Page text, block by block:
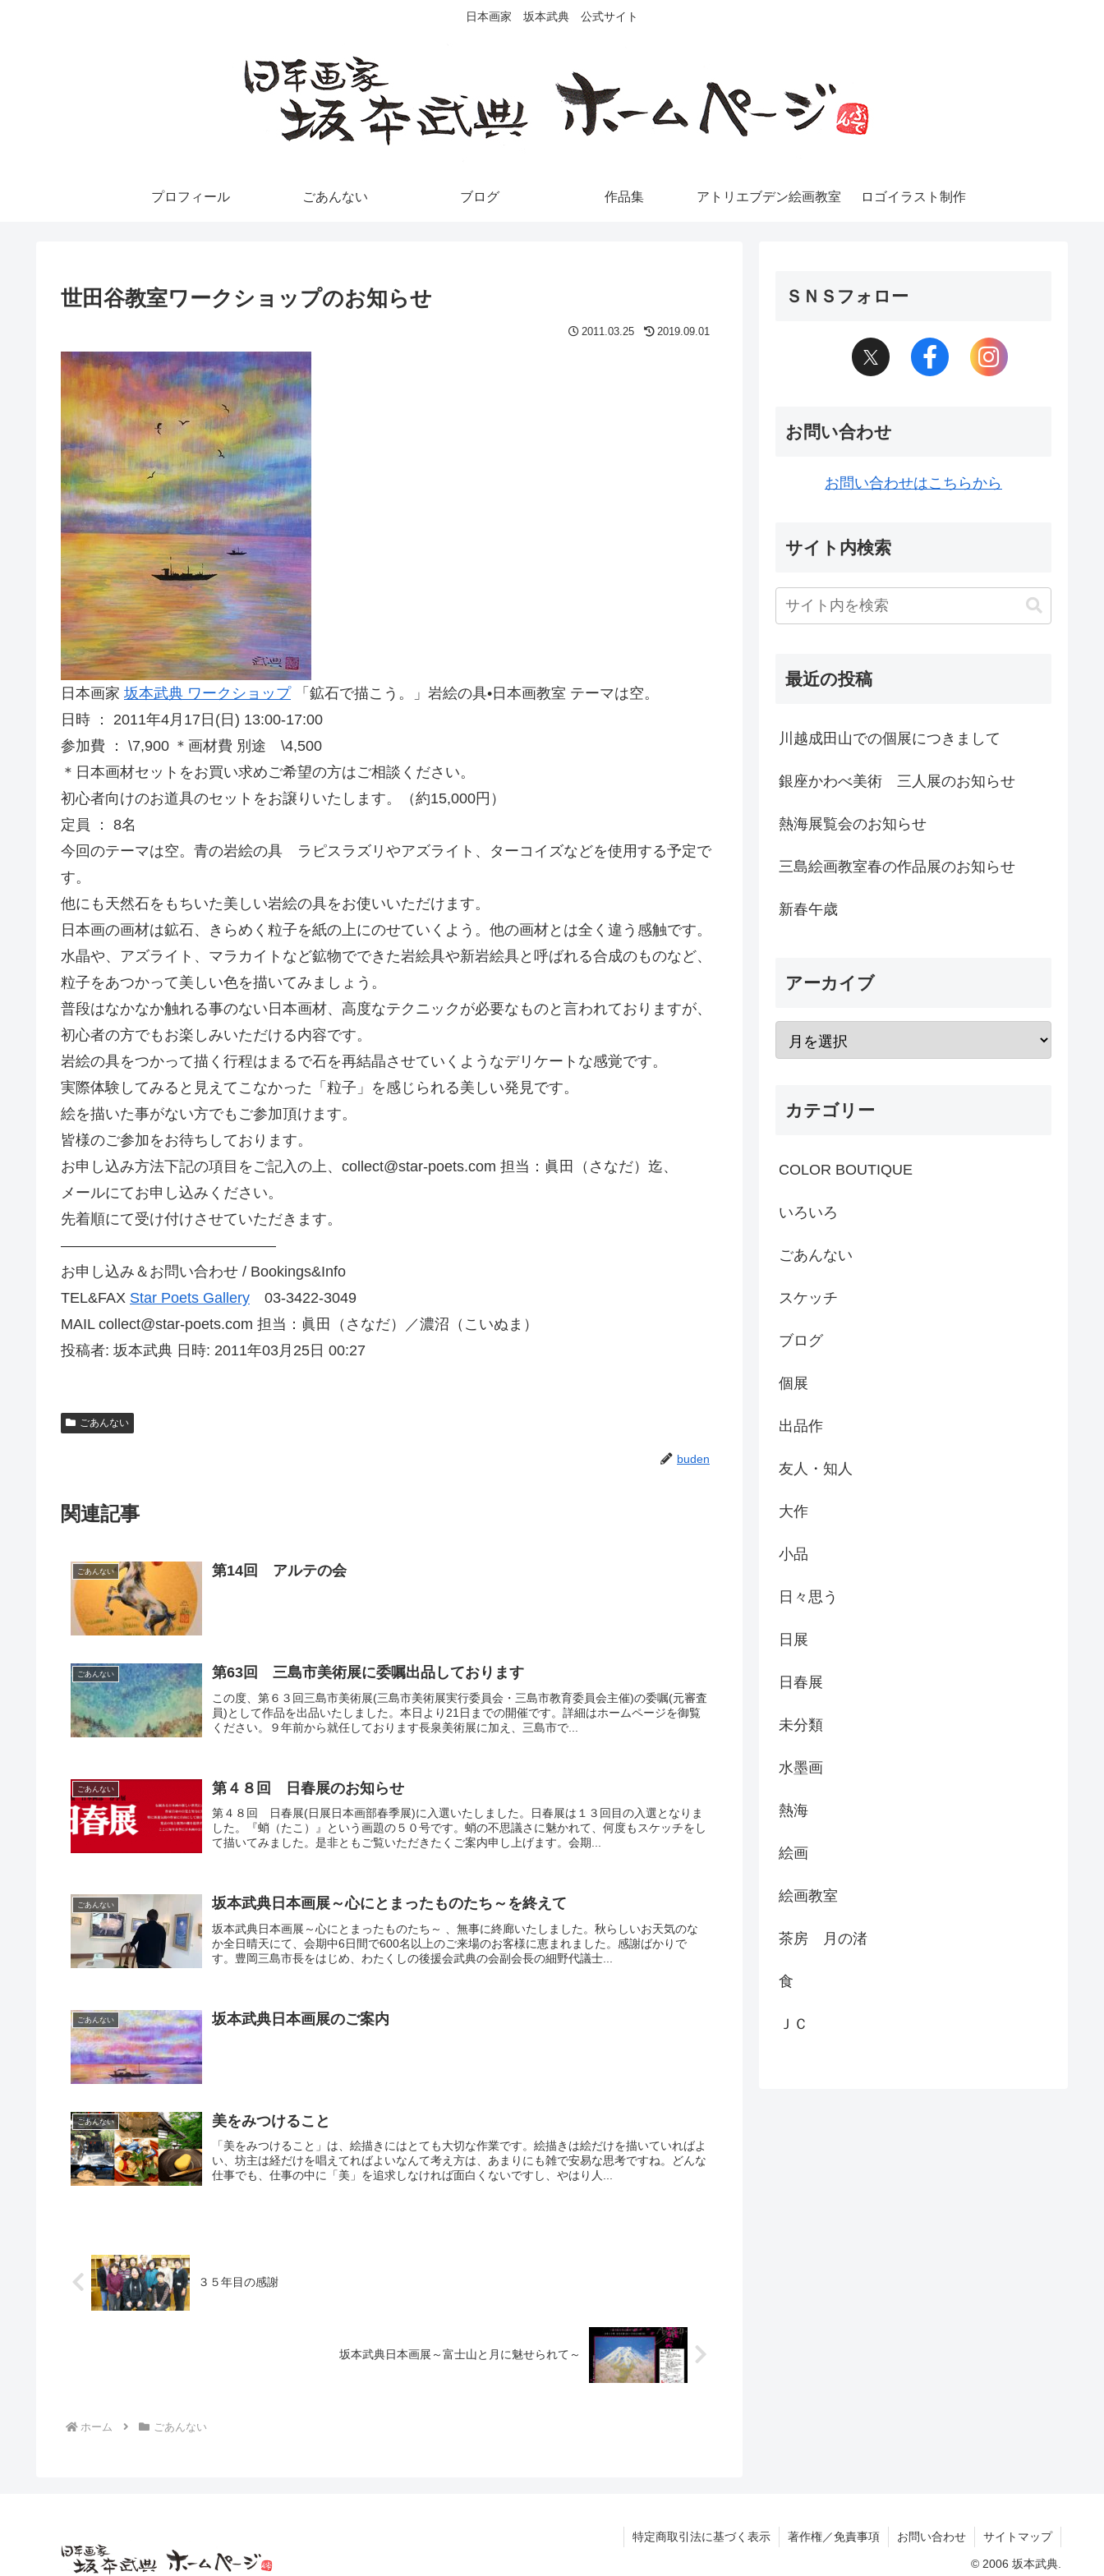
日本画家 坂本武典 公式サイト
プロフィール ごあんない ブログ 作品集 アトリエブデン絵画教室 ロゴイラスト制作
世田谷教室ワークショップのお知らせ
2011.03.25 2019.09.01
日本画家 坂本武典 ワークショップ「鉱石で描こう。」岩絵の具•日本画教室 テーマは空。
日時 ： 2011年4月17日(日) 13:00-17:00
参加費 ： \7,900 ＊画材費 別途 \4,500
＊日本画材セットをお買い求めご希望の方はご相談ください。
初心者向けのお道具のセットをお譲りいたします。（約15,000円）
定員 ： 8名
今回のテーマは空。青の岩絵の具 ラピスラズリやアズライト、ターコイズなどを使用する予定で
す。
他にも天然石をもちいた美しい岩絵の具をお使いいただけます。
日本画の画材は鉱石、きらめく粒子を紙の上にのせていくよう。他の画材とは全く違う感触です。
水晶や、アズライト、マラカイトなど鉱物でできた岩絵具や新岩絵具と呼ばれる合成のものなど、
粒子をあつかって美しい色を描いてみましょう。
普段はなかなか触れる事のない日本画材、高度なテクニックが必要なものと言われておりますが、
初心者の方でもお楽しみいただける内容です。
岩絵の具をつかって描く行程はまるで石を再結晶させていくようなデリケートな感覚です。
実際体験してみると見えてこなかった「粒子」を感じられる美しい発見です。
絵を描いた事がない方でもご参加頂けます。
皆様のご参加をお待ちしております。
お申し込み方法下記の項目をご記入の上、collect@star-poets.com 担当：眞田（さなだ）迄、
メールにてお申し込みください。
先着順にて受け付けさせていただきます。
——————————————–
お申し込み＆お問い合わせ / Bookings&Info
TEL&FAX Star Poets Gallery 03-3422-3049
MAIL collect@star-poets.com 担当：眞田（さなだ）／濃沼（こいぬま）
投稿者: 坂本武典 日時: 2011年03月25日 00:27
ごあんない
buden
関連記事
ごあんない 第14回 アルテの会
ごあんない 第63回 三島市美術展に委嘱出品しております
この度、第６３回三島市美術展(三島市美術展実行委員会・三島市教育委員会主催)の委嘱(元審査
員)として作品を出品いたしました。本日より21日までの開催です。詳細はホームページを御覧
ください。９年前から就任しております長泉美術展に加え、三島市で...
ごあんない 第４８回 日春展のお知らせ
第４８回 日春展(日展日本画部春季展)に入選いたしました。日春展は１３回目の入選となりま
した。『蛸（たこ）』という画題の５０号です。蛸の不思議さに魅かれて、何度もスケッチをし
て描いてみました。是非ともご覧いただきたくご案内申し上げます。会期...
ごあんない 坂本武典日本画展～心にとまったものたち～を終えて
坂本武典日本画展～心にとまったものたち～ 、無事に終廊いたしました。秋らしいお天気のな
か全日晴天にて、会期中6日間で600名以上のご来場のお客様に恵まれました。感謝ばかりで
す。豊岡三島市長をはじめ、わたくしの後援会武典の会副会長の細野代議士...
ごあんない 坂本武典日本画展のご案内
ごあんない 美をみつけること
「美をみつけること」は、絵描きにはとても大切な作業です。絵描きは絵だけを描いていればよ
い、坊主は経だけを唱えてればよいなんて考え方は、あまりにも雑で安易な思考ですね。どんな
仕事でも、仕事の中に「美」を追求しなければ面白くないですし、やはり人...
３５年目の感謝
坂本武典日本画展～富士山と月に魅せられて～
ホーム ごあんない
ＳＮＳフォロー
お問い合わせ
お問い合わせはこちらから
サイト内検索
最近の投稿
川越成田山での個展につきまして
銀座かわべ美術 三人展のお知らせ
熱海展覧会のお知らせ
三島絵画教室春の作品展のお知らせ
新春午歳
アーカイブ
カテゴリー
COLOR BOUTIQUE
いろいろ
ごあんない
スケッチ
ブログ
個展
出品作
友人・知人
大作
小品
日々思う
日展
日春展
未分類
水墨画
熱海
絵画
絵画教室
茶房 月の渚
食
ＪＣ
特定商取引法に基づく表示 著作権／免責事項 お問い合わせ サイトマップ
© 2006 坂本武典.